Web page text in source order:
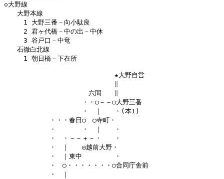
◇大野線
大野本線
1 大野三番－向小駄良
2 君ヶ代橋－中の出－中休
3 谷戸口－中竜
石徹白北線
1 朝日橋－下在所
★大野自営
六間　　∥
・・○－－○大野三番
・　｜　　・(本1)
・・・春日○　○寺町・
・　　　　・　｜　　・
・　・－－＋－・　　・
・　｜　　◎越前大野・
・　｜東中　　　　　・
・　○・・・・・・・○合同庁舎前
・　｜